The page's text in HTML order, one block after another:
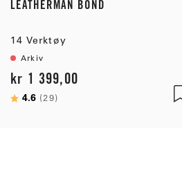
LEATHERMAN BOND
14 Verktøy
Arkiv
kr 1 399,00
Karakter:
4.6 (29)